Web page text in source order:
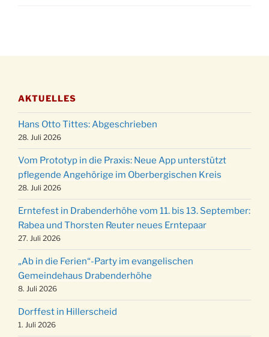
Stadtteilhaus um 19:00 Uhr
11.12.
Puer-Natus weihnachtliches Brauchtum am
Robert-Gassner-Hof um 17:00 Uhr
19.12.
Kinderbibeltag im Ev. Gemeindehaus von 10-
12 Uhr
20.12.
Weihnachts-Konzert des Honterus Chors in
der Kirche um 17:00 Uhr
24.12.
Familiengottesdienst mit Krippenspiel im Ev.
Gemeindehaus um 15:00 Uhr
24.12. Familiengottesdienst in der FeG um 16 Uhr
24.12.
Weihnachtsgottesdienst in der Kirche um
15:00 Uhr
24.12.
Weihnachtsgottesdienst in der Kirche um
18:00 Uhr
24.12.
Christmette mit der ev. Jugend in der Kirche
um 23:00 Uhr
AKTUELLES
Hans Otto Tittes: Abgeschrieben
28. Juli 2026
Vom Prototyp in die Praxis: Neue App unterstützt
pflegende Angehörige im Oberbergischen Kreis
28. Juli 2026
Erntefest in Drabenderhöhe vom 11. bis 13. September:
Rabea und Thorsten Reuter neues Erntepaar
27. Juli 2026
„Ab in die Ferien“-Party im evangelischen
Gemeindehaus Drabenderhöhe
8. Juli 2026
Dorffest in Hillerscheid
1. Juli 2026